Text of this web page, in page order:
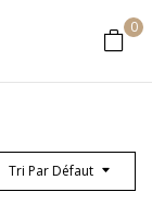
0
Tri Par Défaut